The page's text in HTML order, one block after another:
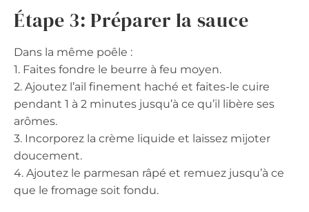
Étape 3: Préparer la sauce
Dans la même poêle :
1. Faites fondre le beurre à feu moyen.
2. Ajoutez l’ail finement haché et faites-le cuire
pendant 1 à 2 minutes jusqu’à ce qu’il libère ses
arômes.
3. Incorporez la crème liquide et laissez mijoter
doucement.
4. Ajoutez le parmesan râpé et remuez jusqu’à ce
que le fromage soit fondu.